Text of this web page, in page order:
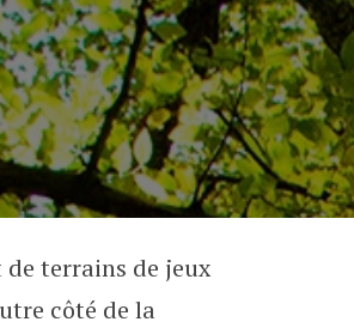
de terrains de jeux
côté de la